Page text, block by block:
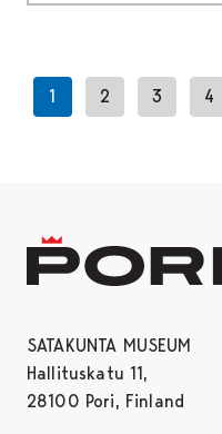
1 2 3 4
SATAKUNTA MUSEUM
Hallituskatu 11,
28100 Pori, Finland